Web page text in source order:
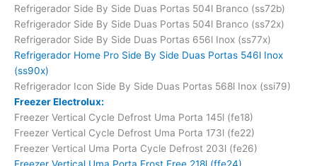
Refrigerador Side By Side Duas Portas 504l Branco (ss72b)
Refrigerador Side By Side Duas Portas 504l Branco (ss72x)
Refrigerador Side By Side Duas Portas 656l Inox (ss77x)
Refrigerador Home Pro Side By Side Duas Portas 546l Inox
(ss90x)
Refrigerador Icon Side By Side Duas Portas 568l Inox (ssi79)
Freezer Electrolux:
Freezer Vertical Cycle Defrost Uma Porta 145l (fe18)
Freezer Vertical Cycle Defrost Uma Porta 173l (fe22)
Freezer Vertical Uma Porta Cycle Defrost 203l (fe26)